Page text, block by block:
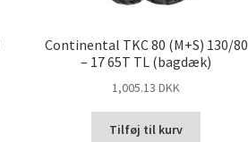
Continental TKC 80 (M+S) 130/80
– 17 65T TL (bagdæk)
1,005.13 DKK
Tilføj til kurv